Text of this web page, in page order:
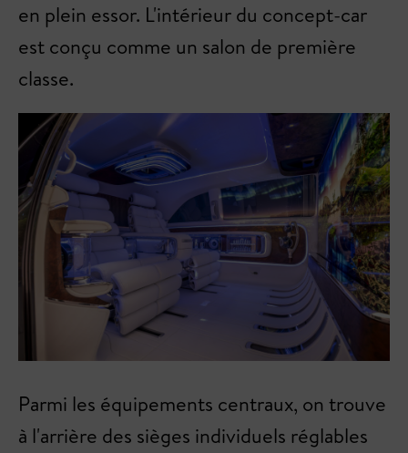
en plein essor. L'intérieur du concept-car
est conçu comme un salon de première
classe.
Parmi les équipements centraux, on trouve
à l'arrière des sièges individuels réglables